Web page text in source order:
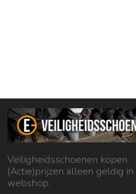
Veiligheidsschoenen kopen.
(Actie)prijzen alleen geldig
webshop.